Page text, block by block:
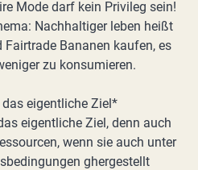
Mode darf kein Privileg sein!
Nachhaltiger leben heißt
Bananen kaufen, es
zu konsumieren.
eigentliche Ziel*
eigentliche Ziel, denn auch
wenn sie auch unter
ghergestellt